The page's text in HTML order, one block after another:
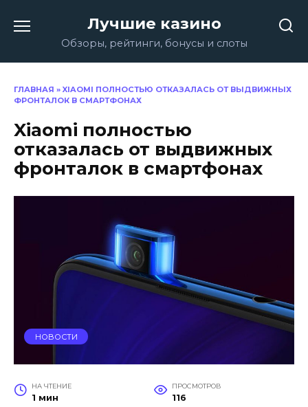
содержанию
Лучшие казино
Обзоры, рейтинги, бонусы и слоты
ГЛАВНАЯ » XIAOMI ПОЛНОСТЬЮ ОТКАЗАЛАСЬ ОТ ВЫДВИЖНЫХ
ФРОНТАЛОК В СМАРТФОНАХ
Xiaomi полностью
отказалась от выдвижных
фронталок в смартфонах
НОВОСТИ
НА ЧТЕНИЕ
1 мин
ПРОСМОТРОВ
116